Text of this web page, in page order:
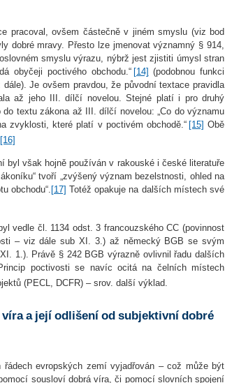
pracoval, ovšem částečně v jiném smyslu (viz bod
dobré mravy. Přesto lze jmenovat významný § 914,
smyslu výrazu, nýbrž jest zjistiti úmysl stran
obyčeji poctivého obchodu.“ [14] (podobnou funkci
Je ovšem pravdou, že původní textace pravidla
až jeho III. dílčí novelou. Stejné platí i pro druhý
textu zákona až III. dílčí novelou: „Co do významu
zvyklosti, které platí v poctivém obchodě.“ [15] Obě
[16]
byl však hojně používán v rakouské i české literatuře
tvoří „zvýšený význam bezelstnosti, ohled na
obchodu“. [17] Totéž opakuje na dalších místech své
vedle čl. 1134 odst. 3 francouzského CC (povinnost
– viz dále sub XI. 3.) až německý BGB se svým
1.). Právě § 242 BGB výrazně ovlivnil řadu dalších
poctivosti se navíc ocitá na čelních místech
(PECL, DCFR) – srov. další výklad.
a její odlišení od subjektivní dobré
evropských zemí vyjadřován – což může být
sousloví dobrá víra, či pomocí slovních spojení